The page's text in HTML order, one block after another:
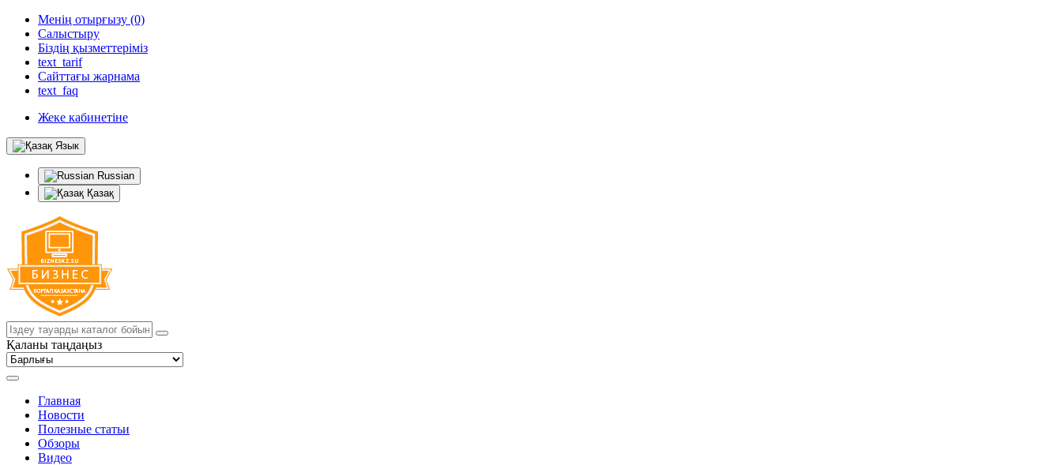
Менің отырғызу (0)
Салыстыру
Біздің қызметтеріміз
text_tarif
Сайттағы жарнама
text_faq
Жеке кабинетіне
Язык
Russian
Қазақ
Қаланы таңдаңыз
Главная
Новости
Полезные статьи
Обзоры
Видео